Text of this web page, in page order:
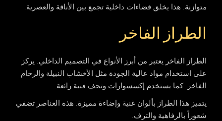
متوازنة. هذا يخلق فضاءات داخلية تجمع بين الأناقة والعصرية.
الطراز الفاخر
الطراز الفاخر يعتبر من أبرز الأنواع في التصميم الداخلي. يركز
على استخدام مواد عالية الجودة مثل الأخشاب النبيلة والرخام
الفاخر. كما يستخدم إكسسوارات وتحف فنية رائعة.
يتميز هذا الطراز بألوان غنية وإضاءة مميزة. هذه العناصر تضفي
شعوراً بالرفاهية والترف.